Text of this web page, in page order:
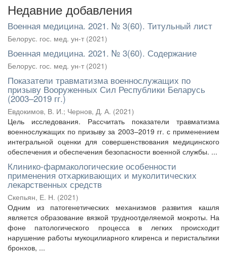
Недавние добавления
Военная медицина. 2021. № 3(60). Титульный лист
Белорус. гос. мед. ун-т (2021)
Военная медицина. 2021. № 3(60). Содержание
Белорус. гос. мед. ун-т (2021)
Показатели травматизма военнослужащих по
призыву Вооруженных Сил Республики Беларусь
(2003–2019 гг.)
Евдокимов, В. И.; Чернов, Д. А. (2021)
Цель исследования. Рассчитать показатели травматизма
военнослужащих по призыву за 2003–2019 гг. с применением
интегральной оценки для совершенствования медицинского
обеспечения и обеспечения безопасности военной службы. ...
Клинико-фармакологические особенности
применения отхаркивающих и муколитических
лекарственных средств
Скепьян, Е. Н. (2021)
Одним из патогенетических механизмов развития кашля
является образование вязкой трудноотделяемой мокроты. На
фоне патологического процесса в легких происходит
нарушение работы мукоцилиарного клиренса и перистальтики
бронхов, ...